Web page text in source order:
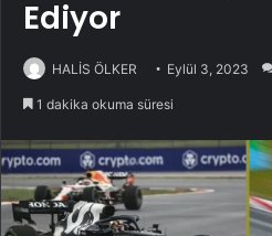
Ediyor
HALİS ÖLKER Eylül 3, 2023
1 dakika okuma süresi